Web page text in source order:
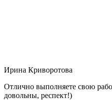
Ирина Криворотова
Отлично выполняете свою
довольны, респект!)